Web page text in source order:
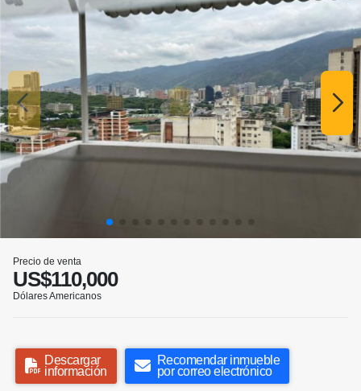
Precio de venta
US$110,000
Dólares Americanos
Descargar
información
Recomendar inmueble
por correo electrónico